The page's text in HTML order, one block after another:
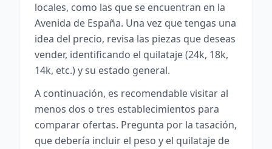
locales, como las que se encuentran en la
Avenida de España. Una vez que tengas una
idea del precio, revisa las piezas que deseas
vender, identificando el quilataje (24k, 18k,
14k, etc.) y su estado general.
A continuación, es recomendable visitar al
menos dos o tres establecimientos para
comparar ofertas. Pregunta por la tasación,
que debería incluir el peso y el quilataje de